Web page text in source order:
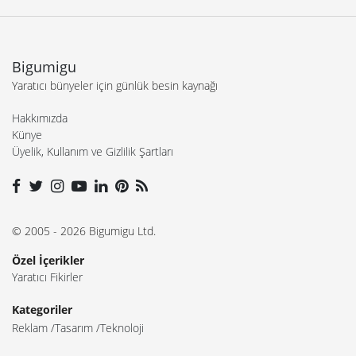
Bigumigu
Yaratıcı bünyeler için günlük besin kaynağı
Hakkımızda
Künye
Üyelik, Kullanım ve Gizlilik Şartları
© 2005 - 2026 Bigumigu Ltd.
Özel İçerikler
Yaratıcı Fikirler
Kategoriler
Reklam Tasarım Teknoloji